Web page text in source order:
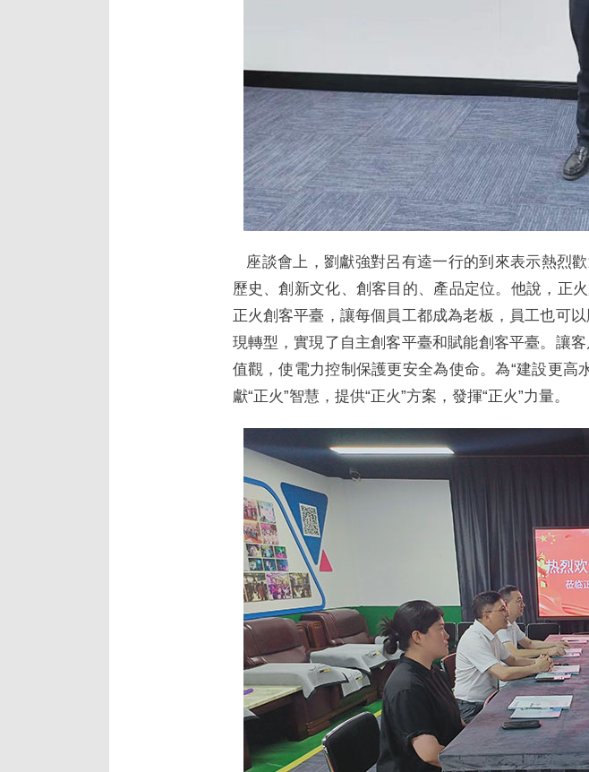
座談會上，劉獻強對呂有逵一行的到來表示熱烈
歷史、創新文化、創客目的、產品定位。他說，正
正火創客平臺，讓每個員工都成為老板，員工也可
現轉型，實現了自主創客平臺和賦能創客平臺。讓
值觀，使電力控制保護更安全為使命。為“建設更
獻“正火”智慧，提供“正火”方案，發揮“正火”力量。